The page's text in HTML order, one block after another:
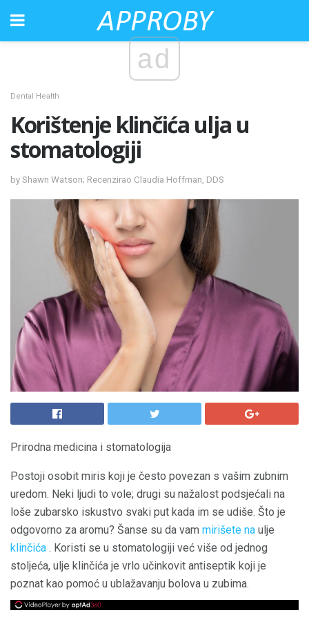
ad
Dental Health
Korištenje klinčića ulja u
stomatologiji
by Shawn Watson; Recenzirao Claudia Hoffman, DDS
Prirodna medicina i stomatologija
Postoji osobit miris koji je često povezan s vašim zubnim
uredom. Neki ljudi to vole; drugi su nažalost podsjećali na
loše zubarsko iskustvo svaki put kada im se udiše. Što je
odgovorno za aromu? Šanse su da vam mirišete na ulje
klinčića . Koristi se u stomatologiji već više od jednog
stoljeća, ulje klinčića je vrlo učinkovit antiseptik koji je
poznat kao pomoć u ublažavanju bolova u zubima.